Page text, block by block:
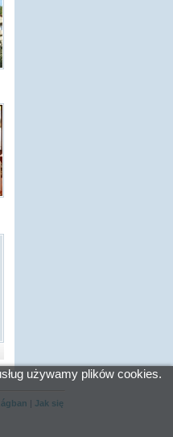
| Jak się
używamy plików cookies.